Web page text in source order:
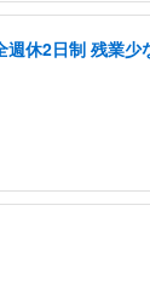
休2日制 残業